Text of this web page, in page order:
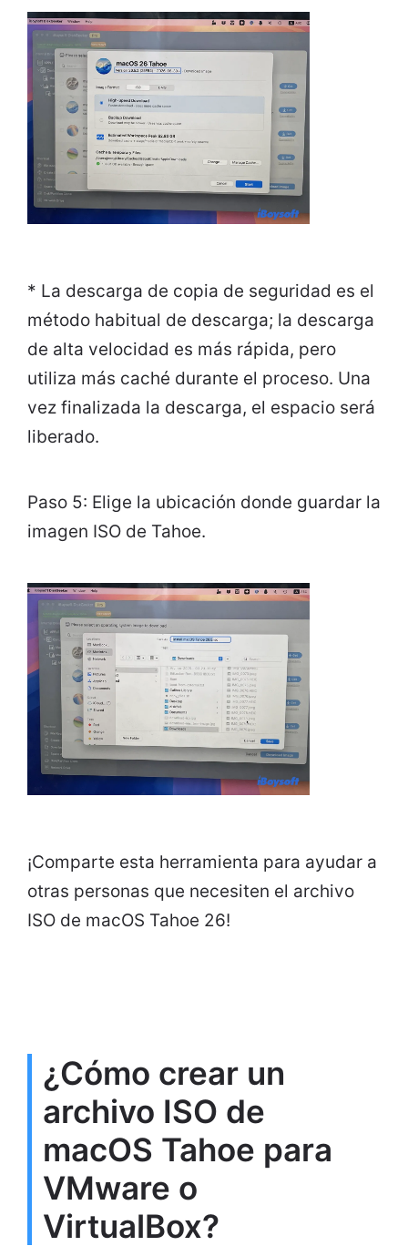
* La descarga de copia de seguridad es el
método habitual de descarga; la descarga
de alta velocidad es más rápida, pero
utiliza más caché durante el proceso. Una
vez finalizada la descarga, el espacio será
liberado.
Paso 5: Elige la ubicación donde guardar la
imagen ISO de Tahoe.
¡Comparte esta herramienta para ayudar a
otras personas que necesiten el archivo
ISO de macOS Tahoe 26!
¿Cómo crear un
archivo ISO de
macOS Tahoe para
VMware o
VirtualBox?